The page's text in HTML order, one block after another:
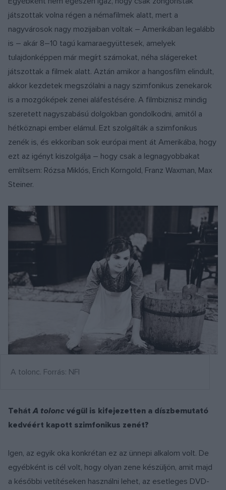
játszottak volna régen a némafilmek alatt, mert a
nagyvárosok nagy mozijaiban voltak – Amerikában legalább
is – akár 8–10 tagú kamaraegyüttesek, amelyek
tulajdonképpen már megírt számokat, néha slágereket
játszottak a filmek alatt. Aztán amikor a hangosfilm elindult,
akkor kezdetek megszólalni a nagy szimfonikus zenekarok
is a mozgóképek zenei aláfestésére. A filmbiznisz mindig
szeretett nagyszabású dolgokban gondolkodni, amitől a
hétköznapi ember elámul. Ezt szolgálták a szimfonikus
zenék is, és ekkoriban sok európai ment át Amerikába, hogy
ezt az igényt kiszolgálja – hogy csak a legnagyobbakat
említsem: Rózsa Miklós, Erich Korngold, Franz Waxman, Max
Steiner.
A tolonc. Forrás: NFI
TehátA tolonc végül is kifejezetten a díszbemutató
kedvéért kapott szimfonikus zenét?
Igen, az egyik oka konkrétan ez az ünnepi alkalom volt. De
egyébként is cél volt, hogy olyan zene készüljön, amit majd
a későbbi vetítéseken használni lehet, az esetleges DVD-